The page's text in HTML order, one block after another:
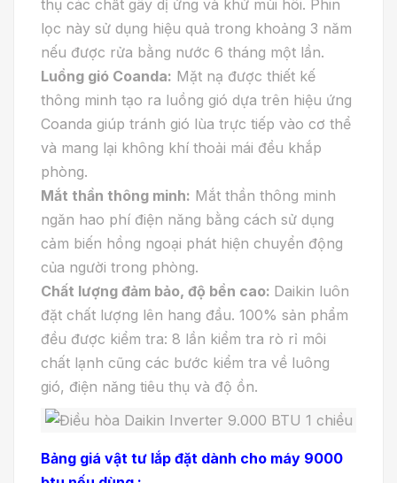
thụ các chất gây dị ứng và khử mùi hôi. Phin
lọc này sử dụng hiệu quả trong khoảng 3 năm
nếu được rửa bằng nước 6 tháng một lần.
Luồng gió Coanda: Mặt nạ được thiết kế
thông minh tạo ra luồng gió dựa trên hiệu ứng
Coanda giúp tránh gió lùa trực tiếp vào cơ thể
và mang lại không khí thoải mái đều khắp
phòng.
Mắt thần thông minh: Mắt thần thông minh
ngăn hao phí điện năng bằng cách sử dụng
cảm biến hồng ngoại phát hiện chuyển động
của người trong phòng.
Chất lượng đảm bảo, độ bền cao: Daikin luôn
đặt chất lượng lên hang đầu. 100% sản phẩm
đều được kiểm tra: 8 lần kiểm tra rò rỉ môi
chất lạnh cũng các bước kiểm tra về luông
gió, điện năng tiêu thụ và độ ồn.
Bảng giá vật tư lắp đặt dành cho máy 9000